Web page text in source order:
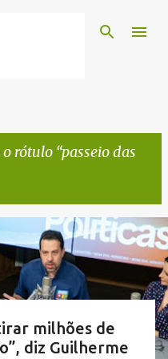
o rótulo passeio das
milhões de
diz Guilherme